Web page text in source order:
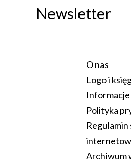
Newsletter
O nas
Logo i
Polityka
Regulamin
Archiwum